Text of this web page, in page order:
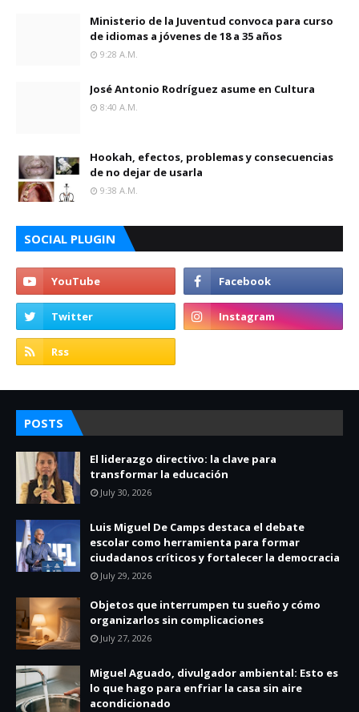
Ministerio de la Juventud convoca para curso
de idiomas a jóvenes de 18 a 35 años
9:28 A.m.
José Antonio Rodríguez asume en Cultura
8:40 A.m.
Hookah, efectos, problemas y consecuencias
de no dejar de usarla
9:38 A.m.
SOCIAL PLUGIN
POSTS
El liderazgo directivo: la clave para
transformar la educación
July 30, 2026
Luis Miguel De Camps destaca el debate
escolar como herramienta para formar
ciudadanos críticos y fortalecer la democracia
July 29, 2026
Objetos que interrumpen tu sueño y cómo
organizarlos sin complicaciones
July 27, 2026
Miguel Aguado, divulgador ambiental: Esto es
lo que hago para enfriar la casa sin aire
acondicionado